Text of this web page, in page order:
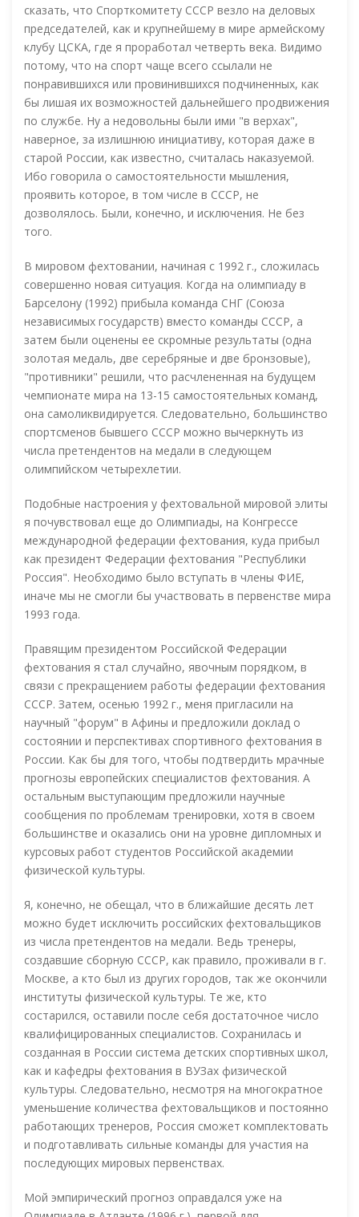
сказать, что Спорткомитету СССР везло на деловых
председателей, как и крупнейшему в мире армейскому
клубу ЦСКА, где я проработал четверть века. Видимо
потому, что на спорт чаще всего ссылали не
понравившихся или провинившихся подчиненных, как
бы лишая их возможностей дальнейшего продвижения
по службе. Ну а недовольны были ими "в верхах",
наверное, за излишнюю инициативу, которая даже в
старой России, как известно, считалась наказуемой.
Ибо говорила о самостоятельности мышления,
проявить которое, в том числе в СССР, не
дозволялось. Были, конечно, и исключения. Не без
того.
В мировом фехтовании, начиная с 1992 г., сложилась
совершенно новая ситуация. Когда на олимпиаду в
Барселону (1992) прибыла команда СНГ (Союза
независимых государств) вместо команды СССР, а
затем были оценены ее скромные результаты (одна
золотая медаль, две серебряные и две бронзовые),
"противники" решили, что расчлененная на будущем
чемпионате мира на 13-15 самостоятельных команд,
она самоликвидируется. Следовательно, большинство
спортсменов бывшего СССР можно вычеркнуть из
числа претендентов на медали в следующем
олимпийском четырехлетии.
Подобные настроения у фехтовальной мировой элиты
я почувствовал еще до Олимпиады, на Конгрессе
международной федерации фехтования, куда прибыл
как президент Федерации фехтования "Республики
Россия". Необходимо было вступать в члены ФИЕ,
иначе мы не смогли бы участвовать в первенстве мира
1993 года.
Правящим президентом Российской Федерации
фехтования я стал случайно, явочным порядком, в
связи с прекращением работы федерации фехтования
СССР. Затем, осенью 1992 г., меня пригласили на
научный "форум" в Афины и предложили доклад о
состоянии и перспективах спортивного фехтования в
России. Как бы для того, чтобы подтвердить мрачные
прогнозы европейских специалистов фехтования. А
остальным выступающим предложили научные
сообщения по проблемам тренировки, хотя в своем
большинстве и оказались они на уровне дипломных и
курсовых работ студентов Российской академии
физической культуры.
Я, конечно, не обещал, что в ближайшие десять лет
можно будет исключить российских фехтовальщиков
из числа претендентов на медали. Ведь тренеры,
создавшие сборную СССР, как правило, проживали в г.
Москве, а кто был из других городов, так же окончили
институты физической культуры. Те же, кто
состарился, оставили после себя достаточное число
квалифицированных специалистов. Сохранилась и
созданная в России система детских спортивных школ,
как и кафедры фехтования в ВУЗах физической
культуры. Следовательно, несмотря на многократное
уменьшение количества фехтовальщиков и постоянно
работающих тренеров, Россия сможет комплектовать
и подготавливать сильные команды для участия на
последующих мировых первенствах.
Мой эмпирический прогноз оправдался уже на